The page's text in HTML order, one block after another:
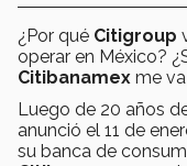
¿Por qué Citigroup
operar en México?
Citibanamex me
Luego de 20 años
anunció el 11 de
su banca de